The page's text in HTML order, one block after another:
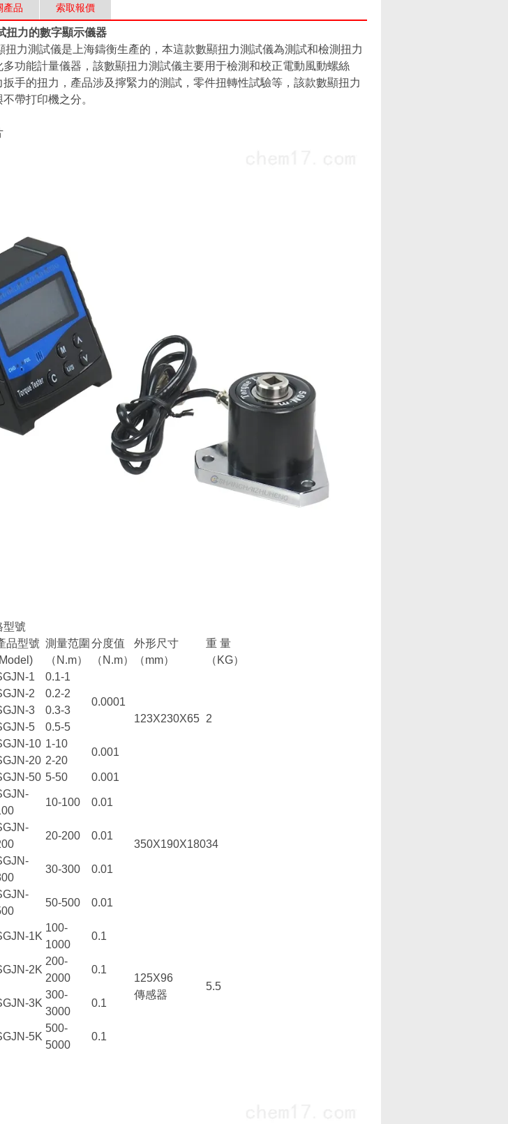
產品 索取報價
扭力的數字顯示儀器
扭力測試儀是上海鑄衡生產的，本這款數顯扭力測試儀為測試和檢測扭力
功能計量儀器，該數顯扭力測試儀主要用于檢測和校正電動風動螺絲
手的扭力，產品涉及擰緊力的測試，零件扭轉性試驗等，該款數顯扭力
帶打印機之分。
型號
品型號 測量范圍
（N.m）
分度值
（N.m）
外形尺寸
（mm）
重 量
（KG）
1 0.1-1
0.0001
123X230X65
2
2
0.2-2
3
0.3-3
5
0.5-5
10 1-10
0.001
20 2-20
50 5-50 0.001
350X190X18034
10-100 0.01
20-200 0.01
30-300 0.01
50-500 0.01
1K
100-
1000
0.1
125X96
傳感器
5.5
2K
200-
2000
0.1
3K
300-
3000
0.1
5K
500-
5000
0.1